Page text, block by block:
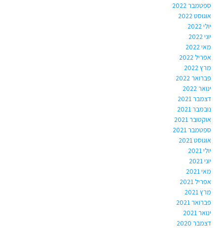
ספטמבר 2022
אוגוסט 2022
יולי 2022
יוני 2022
מאי 2022
אפריל 2022
מרץ 2022
פברואר 2022
ינואר 2022
דצמבר 2021
נובמבר 2021
אוקטובר 2021
ספטמבר 2021
אוגוסט 2021
יולי 2021
יוני 2021
מאי 2021
אפריל 2021
מרץ 2021
פברואר 2021
ינואר 2021
דצמבר 2020